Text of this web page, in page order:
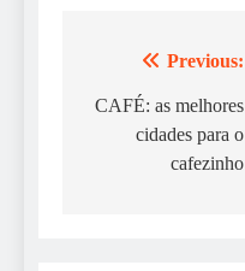
Navegação
de
Previous:
CAFÉ: as melhores
cidades para o
cafezinho